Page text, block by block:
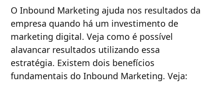
O Inbound Marketing ajuda nos resultados da
empresa quando há um investimento de
marketing digital. Veja como é possível
alavancar resultados utilizando essa
estratégia. Existem dois benefícios
fundamentais do Inbound Marketing. Veja: